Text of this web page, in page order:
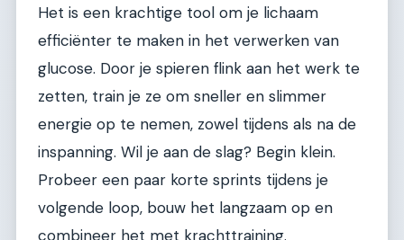
Het is een krachtige tool om je lichaam
efficiënter te maken in het verwerken van
glucose. Door je spieren flink aan het werk te
zetten, train je ze om sneller en slimmer
energie op te nemen, zowel tijdens als na de
inspanning. Wil je aan de slag? Begin klein.
Probeer een paar korte sprints tijdens je
volgende loop, bouw het langzaam op en
combineer het met krachttraining.